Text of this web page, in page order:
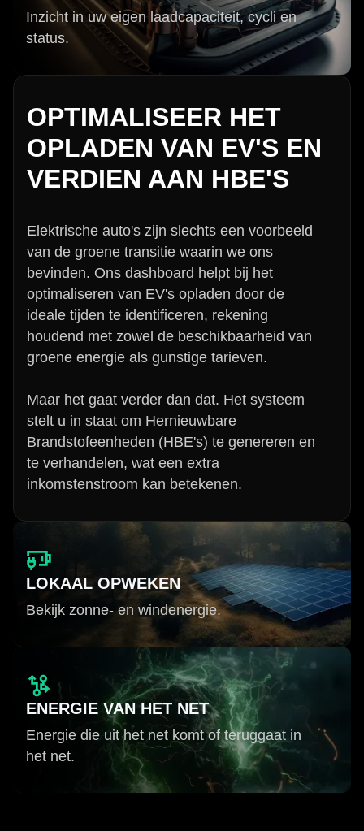
Inzicht in uw eigen laadcapaciteit, cycli en
status.
OPTIMALISEER HET
OPLADEN VAN EV'S EN
VERDIEN AAN HBE'S
Elektrische auto's zijn slechts een voorbeeld
van de groene transitie waarin we ons
bevinden. Ons dashboard helpt bij het
optimaliseren van EV's opladen door de
ideale tijden te identificeren, rekening
houdend met zowel de beschikbaarheid van
groene energie als gunstige tarieven.
Maar het gaat verder dan dat. Het systeem
stelt u in staat om Hernieuwbare
Brandstofeenheden (HBE's) te genereren en
te verhandelen, wat een extra
inkomstenstroom kan betekenen.
LOKAAL OPWEKEN
Bekijk zonne- en windenergie.
ENERGIE VAN HET NET
Energie die uit het net komt of teruggaat in
het net.